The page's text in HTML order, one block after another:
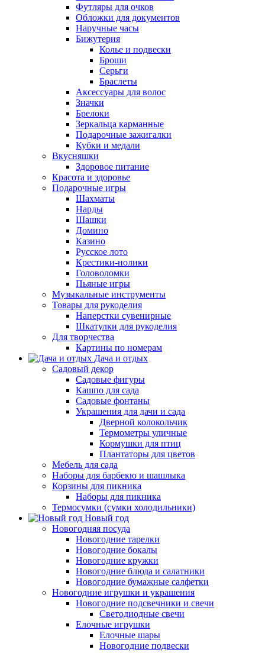
Футляры для очков
Обложки для документов
Наручные часы
Бижутерия
Колье и подвески
Броши
Серьги
Браслеты
Аксессуары для волос
Значки
Брелоки
Зеркальца карманные
Подарочные зажигалки
Кубки и медали
Вкусняшки
Здоровое питание
Красота и здоровье
Подарочные игры
Шахматы
Нарды
Шашки
Домино
Казино
Русское лото
Крестики-нолики
Головоломки
Пьяные игры
Музыкальные инструменты
Товары для рукоделия
Наперстки сувенирные
Шкатулки для рукоделия
Для творчества
Картины по номерам
Дача и отдых
Садовый декор
Садовые фигуры
Кашпо для сада
Садовые фонтаны
Украшения для дачи и сада
Дверной колокольчик
Термометры уличные
Кормушки для птиц
Плантаторы для цветов
Мебель для сада
Наборы для барбекю и шашлыка
Корзины для пикника
Наборы для пикника
Термосумки (сумки холодильники)
Новый год
Новогодняя посуда
Новогодние тарелки
Новогодние бокалы
Новогодние кружки
Новогодние блюда и салатники
Новогодние бумажные салфетки
Новогодние игрушки и украшения
Новогодние подсвечники и свечи
Светодиодные свечи
Елочные игрушки
Елочные шары
Новогодние подвески